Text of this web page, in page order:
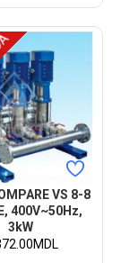
VS 8-8
400V~50Hz,
3kW